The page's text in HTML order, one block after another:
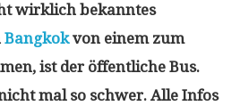
wirklich bekanntes
Bangkokvon einem zum
ist der öffentliche Bus.
mal so schwer. Alle Infos